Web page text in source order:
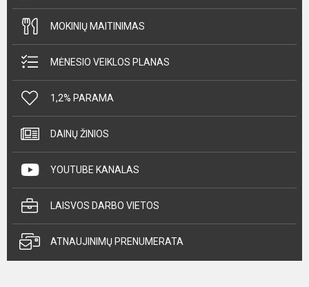
MOKINIŲ MAITINIMAS
MĖNESIO VEIKLOS PLANAS
1,2% PARAMA
DAINŲ ŽINIOS
YOUTUBE KANALAS
LAISVOS DARBO VIETOS
ATNAUJINIMŲ PRENUMERATA